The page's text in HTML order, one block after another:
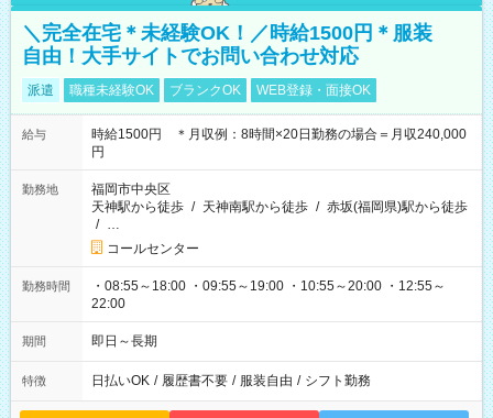
＼完全在宅＊未経験OK！／時給1500円＊服装
自由！大手サイトでお問い合わせ対応
派遣 職種未経験OK ブランクOK WEB登録・面接OK
給与
時給1500円 ＊月収例：8時間×20日勤務の場合＝月収240,000
円
勤務地
福岡市中央区
天神駅から徒歩 / 天神南駅から徒歩 / 赤坂(福岡県)駅から徒歩
/ …
コールセンター
勤務時間
・08:55～18:00 ・09:55～19:00 ・10:55～20:00 ・12:55～
22:00
期間 即日～長期
特徴 日払いOK / 履歴書不要 / 服装自由 / シフト勤務